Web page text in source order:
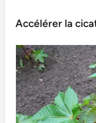
Accélérer la